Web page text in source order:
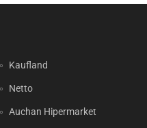
Kaufland
Netto
Auchan Hipermarket